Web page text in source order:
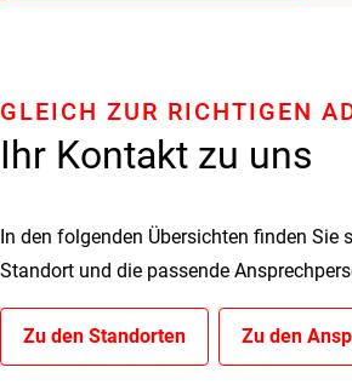
Ihr Kontakt zu uns
GLEICH ZUR RICHTIGEN
In den folgenden Übersichten finden Sie
Standort und die passende
Zu den Standorten Zu den